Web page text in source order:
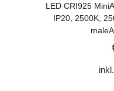
LED CRI925
IP20, 2500K,